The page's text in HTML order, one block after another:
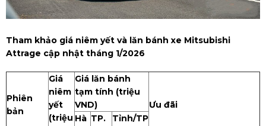
Tham khảo giá niêm yết và lăn bánh xe Mitsubishi
Attrage cập nhật tháng 1/2026
Phiên
bản
Giá
niêm
yết
(triệu
Giá lăn bánh
tạm tính (triệu
VND)
Ưu đãi
Hà TP.
Tỉnh/TP